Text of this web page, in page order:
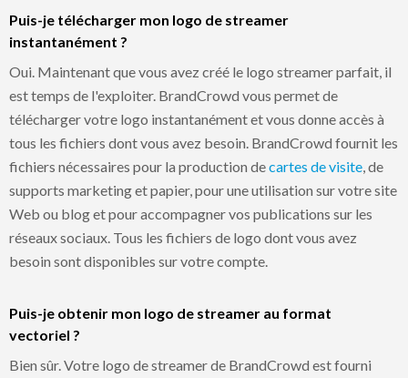
Puis-je télécharger mon logo de streamer
instantanément ?
Oui. Maintenant que vous avez créé le logo streamer parfait, il
est temps de l'exploiter. BrandCrowd vous permet de
télécharger votre logo instantanément et vous donne accès à
tous les fichiers dont vous avez besoin. BrandCrowd fournit les
fichiers nécessaires pour la production decartes de visite , de
supports marketing et papier, pour une utilisation sur votre site
Web ou blog et pour accompagner vos publications sur les
réseaux sociaux. Tous les fichiers de logo dont vous avez
besoin sont disponibles sur votre compte.
Puis-je obtenir mon logo de streamer au format
vectoriel ?
Bien sûr. Votre logo de streamer de BrandCrowd est fourni